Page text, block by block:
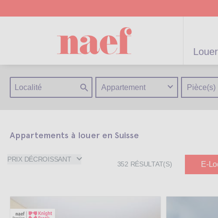
Louer
Appartements /
/
Projets neufs
Gérance
Biens
Appartement Pièce(s)
Appartements à louer en Suisse
352 RÉSULTAT(S) E-
PRIX DÉCROISSANT